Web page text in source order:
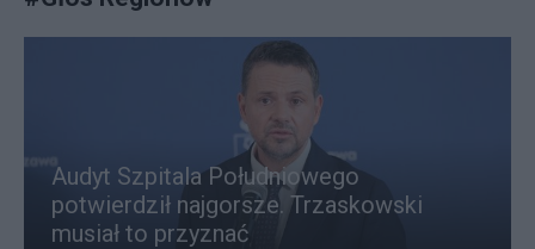
Audyt Szpitala Południowego
potwierdził najgorsze. Trzaskowski
musiał to przyznać